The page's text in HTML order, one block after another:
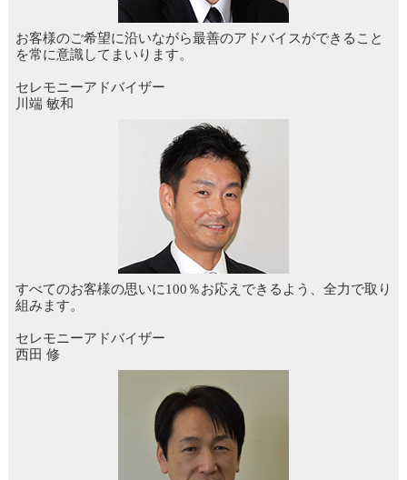
お客様のご希望に沿いながら最善のアドバイスができること
を常に意識してまいります。
セレモニーアドバイザー
川端 敏和
すべてのお客様の思いに100％お応えできるよう、全力で取り
組みます。
セレモニーアドバイザー
西田 修